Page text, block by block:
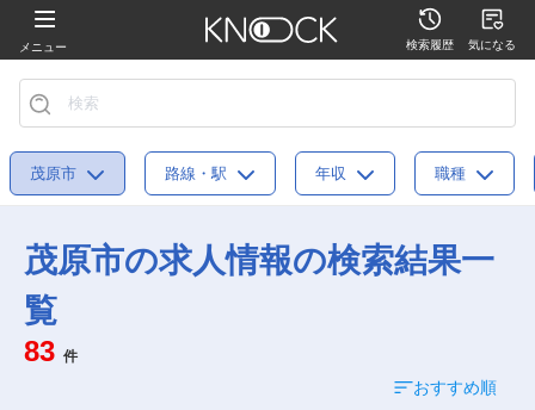
メニュー 検索履歴 気になる
茂原市 路線・駅 年収 職種
茂原市の求人情報の検索結果一
覧
83 件
おすすめ順